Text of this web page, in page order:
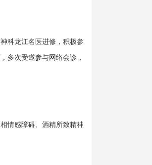
科龙江名医进修，积极参
多次受邀参与网络会诊，
情感障碍、酒精所致精神